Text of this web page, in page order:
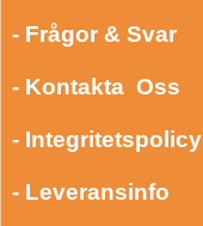
- Frågor & Svar
- Kontakta Oss
- Integritetspolicy
- Leveransinfo